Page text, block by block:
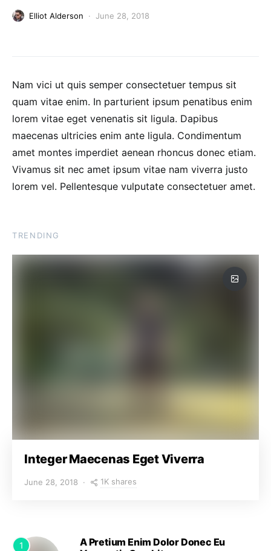
Elliot Alderson June 28, 2018
Nam vici ut quis semper consectetuer tempus sit
quam vitae enim. In parturient ipsum penatibus enim
lorem vitae eget venenatis sit ligula. Dapibus
maecenas ultricies enim ante ligula. Condimentum
amet montes imperdiet aenean rhoncus donec etiam.
Vivamus sit nec amet ipsum vitae nam viverra justo
lorem vel. Pellentesque vulputate consectetuer amet.
TRENDING
Integer Maecenas Eget Viverra
June 28, 2018 1K shares
1
A Pretium Enim Dolor Donec Eu